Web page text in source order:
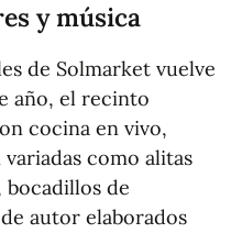
y música
de Solmarket vuelve
año, el recinto
cocina en vivo,
como alitas
de
autor elaborados